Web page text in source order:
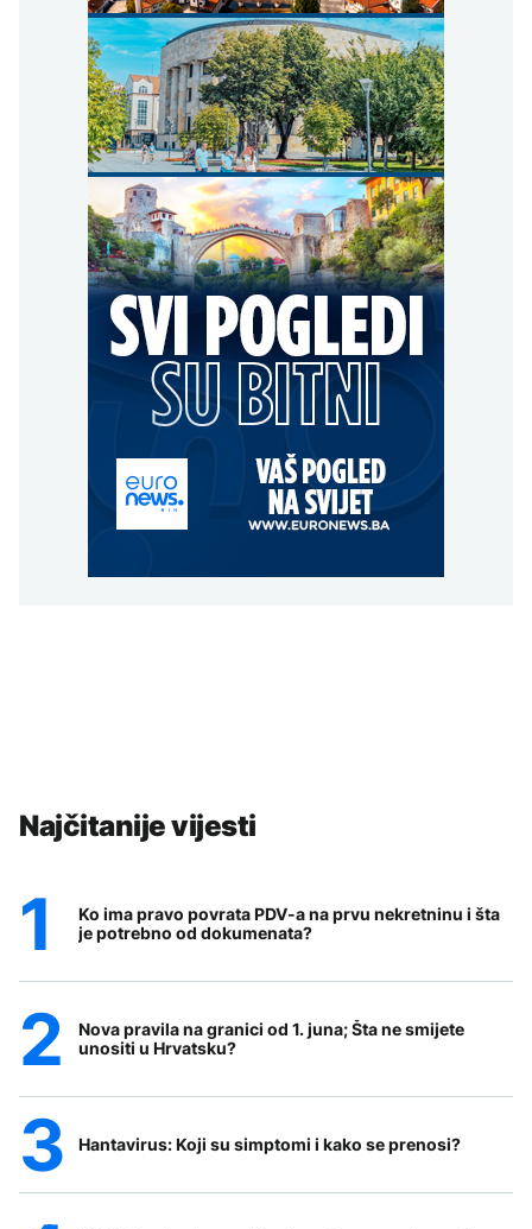
Najčitanije vijesti
Ko ima pravo povrata PDV-a na prvu nekretninu i šta
je potrebno od dokumenata?
Nova pravila na granici od 1. juna; Šta ne smijete
unositi u Hrvatsku?
Hantavirus: Koji su simptomi i kako se prenosi?